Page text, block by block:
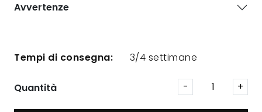
Avvertenze
Tempi di consegna: 3/4 settimane
Quantità